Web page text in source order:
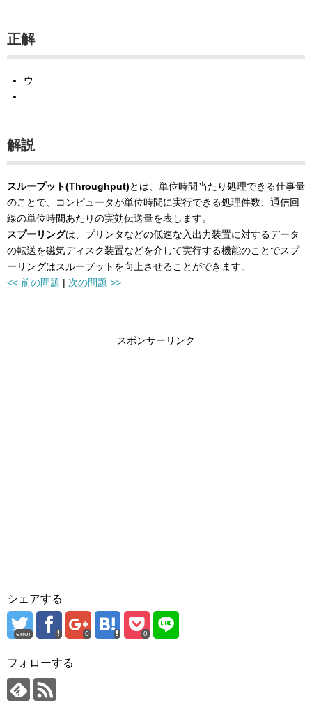
正解
ウ
解説
スループット(Throughput)とは、単位時間当たり処理できる仕事量
のことで、コンピュータが単位時間に実行できる処理件数、通信回
線の単位時間あたりの実効伝送量を表します。
スプーリングは、プリンタなどの低速な入出力装置に対するデータ
の転送を磁気ディスク装置などを介して実行する機能のことでスプ
ーリングはスループットを向上させることができます。
<< 前の問題 | 次の問題 >>
スポンサーリンク
シェアする
error 0 0
フォローする